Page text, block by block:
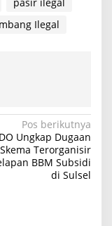
pasir ilegal
Ilegal
Pos berikutnya
Ungkap Dugaan
Skema Terorganisir
BBM Subsidi
di Sulsel